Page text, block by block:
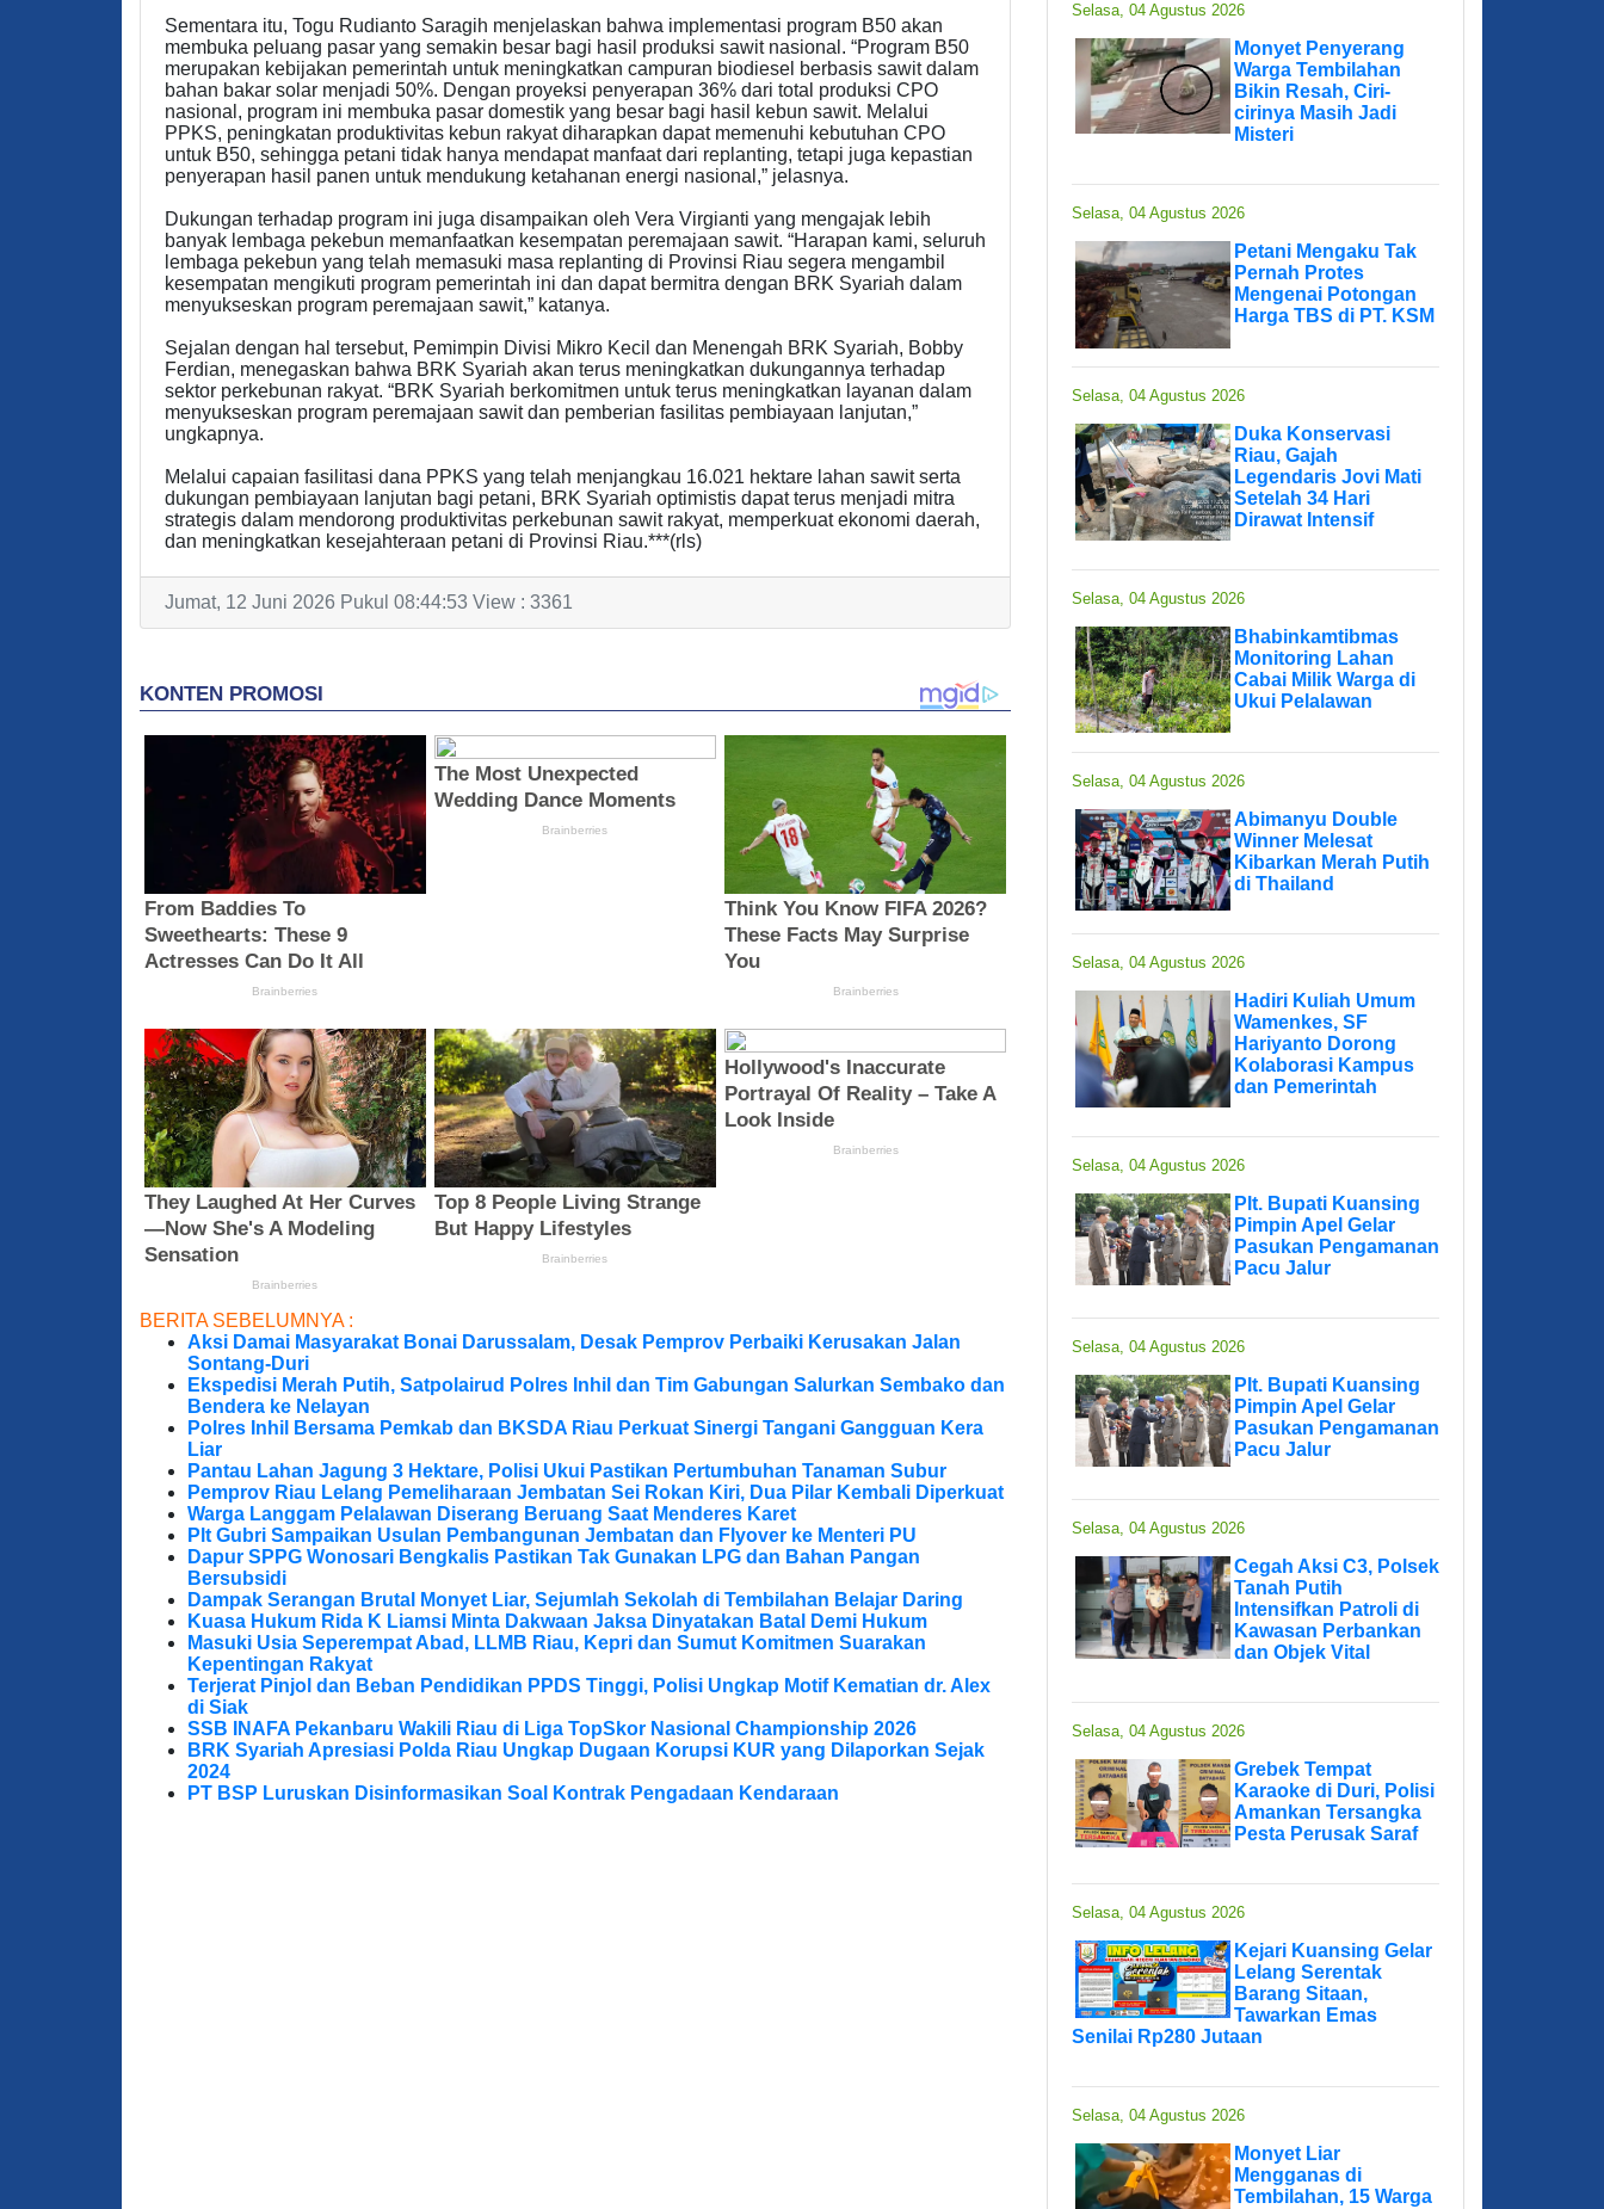
Sementara itu, Togu Rudianto Saragih menjelaskan bahwa implementasi program B50 akan
membuka peluang pasar yang semakin besar bagi hasil produksi sawit nasional. “Program B50
merupakan kebijakan pemerintah untuk meningkatkan campuran biodiesel berbasis sawit dalam
bahan bakar solar menjadi 50%. Dengan proyeksi penyerapan 36% dari total produksi CPO
nasional, program ini membuka pasar domestik yang besar bagi hasil kebun sawit. Melalui
PPKS, peningkatan produktivitas kebun rakyat diharapkan dapat memenuhi kebutuhan CPO
untuk B50, sehingga petani tidak hanya mendapat manfaat dari replanting, tetapi juga kepastian
penyerapan hasil panen untuk mendukung ketahanan energi nasional,” jelasnya.
Dukungan terhadap program ini juga disampaikan oleh Vera Virgianti yang mengajak lebih
banyak lembaga pekebun memanfaatkan kesempatan peremajaan sawit. “Harapan kami, seluruh
lembaga pekebun yang telah memasuki masa replanting di Provinsi Riau segera mengambil
kesempatan mengikuti program pemerintah ini dan dapat bermitra dengan BRK Syariah dalam
menyukseskan program peremajaan sawit,” katanya.
Sejalan dengan hal tersebut, Pemimpin Divisi Mikro Kecil dan Menengah BRK Syariah, Bobby
Ferdian, menegaskan bahwa BRK Syariah akan terus meningkatkan dukungannya terhadap
sektor perkebunan rakyat. “BRK Syariah berkomitmen untuk terus meningkatkan layanan dalam
menyukseskan program peremajaan sawit dan pemberian fasilitas pembiayaan lanjutan,”
ungkapnya.
Melalui capaian fasilitasi dana PPKS yang telah menjangkau 16.021 hektare lahan sawit serta
dukungan pembiayaan lanjutan bagi petani, BRK Syariah optimistis dapat terus menjadi mitra
strategis dalam mendorong produktivitas perkebunan sawit rakyat, memperkuat ekonomi daerah,
dan meningkatkan kesejahteraan petani di Provinsi Riau.***(rls)
Jumat, 12 Juni 2026 Pukul 08:44:53 View : 3361
BERITA SEBELUMNYA :
Aksi Damai Masyarakat Bonai Darussalam, Desak Pemprov Perbaiki Kerusakan Jalan
Sontang-Duri
Ekspedisi Merah Putih, Satpolairud Polres Inhil dan Tim Gabungan Salurkan Sembako dan
Bendera ke Nelayan
Polres Inhil Bersama Pemkab dan BKSDA Riau Perkuat Sinergi Tangani Gangguan Kera
Liar
Pantau Lahan Jagung 3 Hektare, Polisi Ukui Pastikan Pertumbuhan Tanaman Subur
Pemprov Riau Lelang Pemeliharaan Jembatan Sei Rokan Kiri, Dua Pilar Kembali Diperkuat
Warga Langgam Pelalawan Diserang Beruang Saat Menderes Karet
Plt Gubri Sampaikan Usulan Pembangunan Jembatan dan Flyover ke Menteri PU
Dapur SPPG Wonosari Bengkalis Pastikan Tak Gunakan LPG dan Bahan Pangan
Bersubsidi
Dampak Serangan Brutal Monyet Liar, Sejumlah Sekolah di Tembilahan Belajar Daring
Kuasa Hukum Rida K Liamsi Minta Dakwaan Jaksa Dinyatakan Batal Demi Hukum
Masuki Usia Seperempat Abad, LLMB Riau, Kepri dan Sumut Komitmen Suarakan
Kepentingan Rakyat
Terjerat Pinjol dan Beban Pendidikan PPDS Tinggi, Polisi Ungkap Motif Kematian dr. Alex
di Siak
SSB INAFA Pekanbaru Wakili Riau di Liga TopSkor Nasional Championship 2026
BRK Syariah Apresiasi Polda Riau Ungkap Dugaan Korupsi KUR yang Dilaporkan Sejak
2024
PT BSP Luruskan Disinformasikan Soal Kontrak Pengadaan Kendaraan
Selasa, 04 Agustus 2026
Monyet Penyerang
Warga Tembilahan
Bikin Resah, Ciri-
cirinya Masih Jadi
Misteri
Selasa, 04 Agustus 2026
Petani Mengaku Tak
Pernah Protes
Mengenai Potongan
Harga TBS di PT. KSM
Selasa, 04 Agustus 2026
Duka Konservasi
Riau, Gajah
Legendaris Jovi Mati
Setelah 34 Hari
Dirawat Intensif
Selasa, 04 Agustus 2026
Bhabinkamtibmas
Monitoring Lahan
Cabai Milik Warga di
Ukui Pelalawan
Selasa, 04 Agustus 2026
Abimanyu Double
Winner Melesat
Kibarkan Merah Putih
di Thailand
Selasa, 04 Agustus 2026
Hadiri Kuliah Umum
Wamenkes, SF
Hariyanto Dorong
Kolaborasi Kampus
dan Pemerintah
Selasa, 04 Agustus 2026
Plt. Bupati Kuansing
Pimpin Apel Gelar
Pasukan Pengamanan
Pacu Jalur
Selasa, 04 Agustus 2026
Plt. Bupati Kuansing
Pimpin Apel Gelar
Pasukan Pengamanan
Pacu Jalur
Selasa, 04 Agustus 2026
Cegah Aksi C3, Polsek
Tanah Putih
Intensifkan Patroli di
Kawasan Perbankan
dan Objek Vital
Selasa, 04 Agustus 2026
Grebek Tempat
Karaoke di Duri, Polisi
Amankan Tersangka
Pesta Perusak Saraf
Selasa, 04 Agustus 2026
Kejari Kuansing Gelar
Lelang Serentak
Barang Sitaan,
Tawarkan Emas
Senilai Rp280 Jutaan
Selasa, 04 Agustus 2026
Monyet Liar
Mengganas di
Tembilahan, 15 Warga